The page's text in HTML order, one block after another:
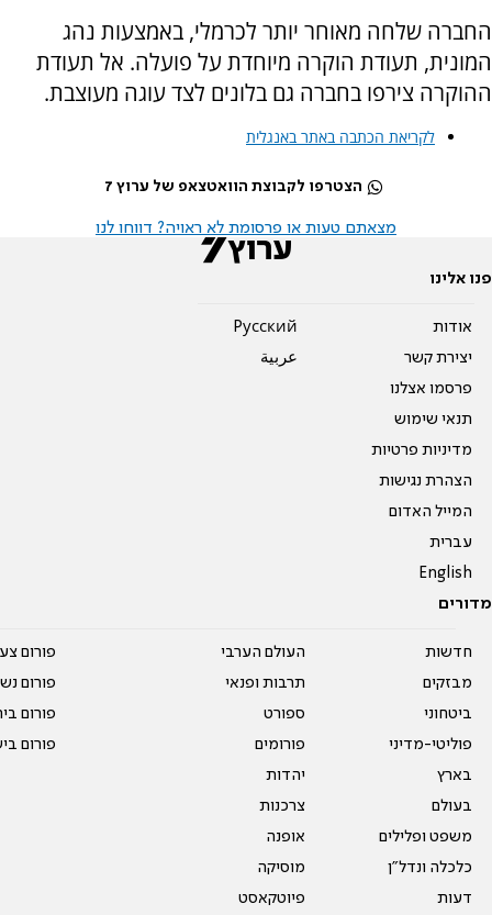
החברה שלחה מאוחר יותר לכרמלי, באמצעות נהג
המונית, תעודת הוקרה מיוחדת על פועלה. אל תעודת
ההוקרה צירפו בחברה גם בלונים לצד עוגה מעוצבת.
לקריאת הכתבה באתר באנגלית
הצטרפו לקבוצת הוואטצאפ של ערוץ 7
מצאתם טעות או פרסומת לא ראויה? דווחו לנו
פנו אלינו
אודות
יצירת קשר
פרסמו אצלנו
תנאי שימוש
מדיניות פרטיות
הצהרת נגישות
המייל האדום
עברית
English
Pусский
عربية
מדורים
חדשות
מבזקים
ביטחוני
פוליטי-מדיני
בארץ
בעולם
משפט ופלילים
כלכלה ונדל"ן
דעות
העולם הערבי
תרבות ופנאי
ספורט
פורומים
יהדות
צרכנות
אופנה
מוסיקה
פיוטקאסט
פורום
פורום
פורום
פורום